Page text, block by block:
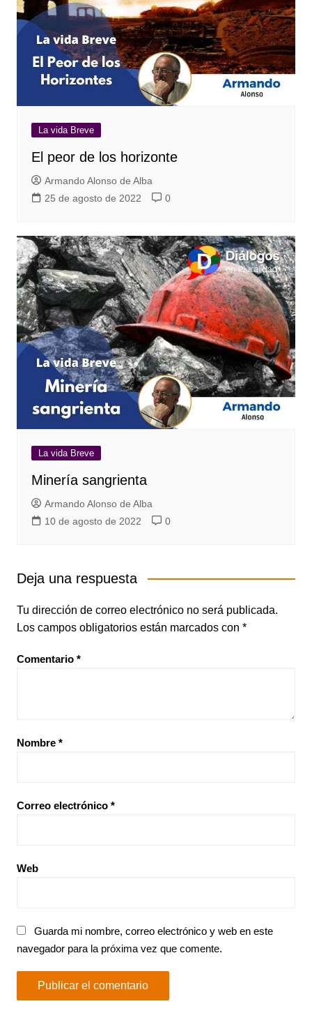
La vida Breve
El peor de los horizonte
Armando Alonso de Alba
25 de agosto de 2022
0
La vida Breve
Minería sangrienta
Armando Alonso de Alba
10 de agosto de 2022
0
Deja una respuesta
Tu dirección de correo electrónico no será publicada.
Los campos obligatorios están marcados con *
Comentario *
Nombre *
Correo electrónico *
Web
Guarda mi nombre, correo electrónico y web en este
navegador para la próxima vez que comente.